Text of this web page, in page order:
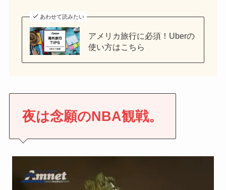
あわせて読みたい
アメリカ旅行に必須！Uberの
使い方はこちら
夜は念願のNBA観戦。